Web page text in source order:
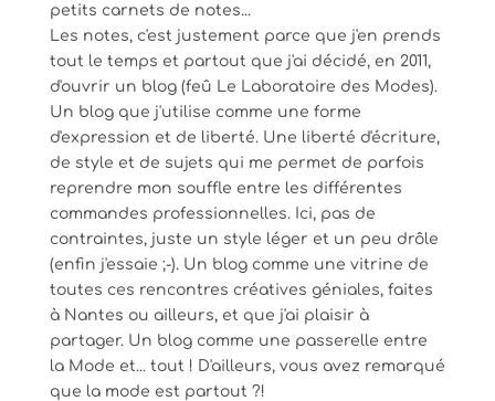
petits carnets de notes...
Les notes, c'est justement parce que j'en prends
tout le temps et partout que j'ai décidé, en 2011,
d'ouvrir un blog (feû Le Laboratoire des Modes).
Un blog que j'utilise comme une forme
d'expression et de liberté. Une liberté d'écriture,
de style et de sujets qui me permet de parfois
reprendre mon souffle entre les différentes
commandes professionnelles. Ici, pas de
contraintes, juste un style léger et un peu drôle
(enfin j'essaie ;-). Un blog comme une vitrine de
toutes ces rencontres créatives géniales, faites
à Nantes ou ailleurs, et que j'ai plaisir à
partager. Un blog comme une passerelle entre
la Mode et... tout ! D'ailleurs, vous avez remarqué
que la mode est partout ?!